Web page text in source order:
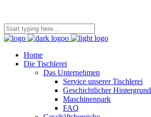
Home
Die Tischlerei
Das Unternehmen
Service unserer Tischlerei
Geschichtlicher Hintergrund
Maschinenpark
FAQ